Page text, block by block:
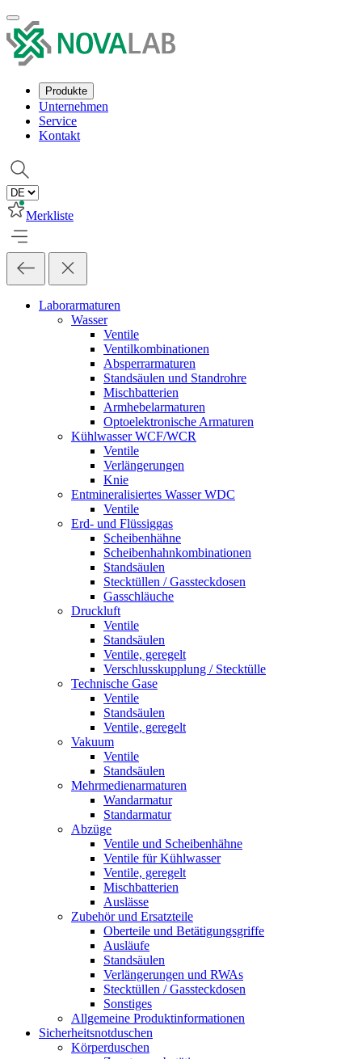
Produkte
Unternehmen
Service
Kontakt
Merkliste
Laborarmaturen
Wasser
Ventile
Ventilkombinationen
Absperrarmaturen
Standsäulen und Standrohre
Mischbatterien
Armhebelarmaturen
Optoelektronische Armaturen
Kühlwasser WCF/WCR
Ventile
Verlängerungen
Knie
Entmineralisiertes Wasser WDC
Ventile
Erd- und Flüssiggas
Scheibenhähne
Scheibenhahnkombinationen
Standsäulen
Stecktüllen / Gassteckdosen
Gasschläuche
Druckluft
Ventile
Standsäulen
Ventile, geregelt
Verschlusskupplung / Stecktülle
Technische Gase
Ventile
Standsäulen
Ventile, geregelt
Vakuum
Ventile
Standsäulen
Mehrmedienarmaturen
Wandarmatur
Standarmatur
Abzüge
Ventile und Scheibenhähne
Ventile für Kühlwasser
Ventile, geregelt
Mischbatterien
Auslässe
Zubehör und Ersatzteile
Oberteile und Betätigungsgriffe
Ausläufe
Standsäulen
Verlängerungen und RWAs
Stecktüllen / Gassteckdosen
Sonstiges
Allgemeine Produktinformationen
Sicherheitsnotduschen
Körperduschen